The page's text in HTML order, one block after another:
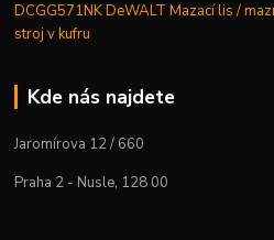
DCGG571NK DeWALT Mazací lis /
stroj v kufru
Kde nás najdete
Jaromírova 12 / 660
Praha 2 - Nusle, 128 00